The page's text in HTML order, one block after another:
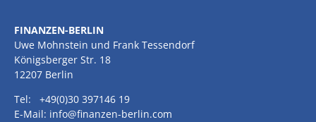
FINANZEN-BERLIN
Uwe Mohnstein und Frank Tessendorf
Königsberger Str. 18
12207 Berlin
Tel: +49(0)30 397146 19
E-Mail: info@finanzen-berlin.com